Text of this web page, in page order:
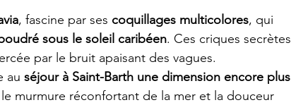
, fascine par ses coquillages multicolores, qui
sous le soleil caribéen. Ces criques secrètes
par le bruit apaisant des vagues.
au séjour à Saint-Barth une dimension encore plus
murmure réconfortant de la mer et la douceur